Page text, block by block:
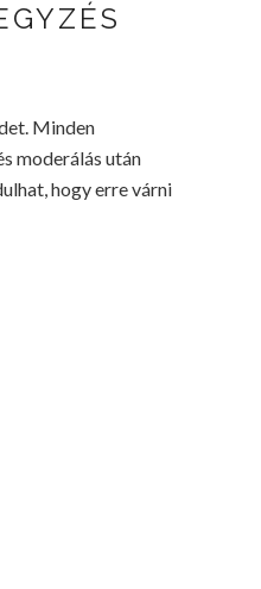
Minden
moderálás után
hogy erre várni